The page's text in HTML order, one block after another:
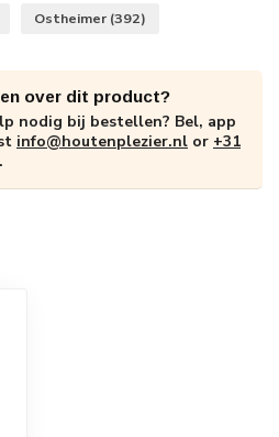
Ostheimer (392)
over dit product?
nodig bij bestellen? Bel, app
info@houtenplezier.nl or +31
.